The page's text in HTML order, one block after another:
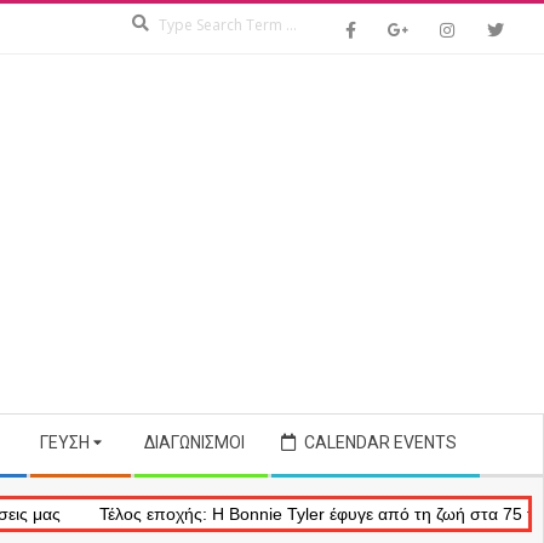
ΓΕΎΣΗ ΔΙΑΓΩΝΙΣΜΟΊ CALENDAR EVENTS
Τέλος εποχής: Η Bonnie Tyler έφυγε από τη ζωή στα 75 της